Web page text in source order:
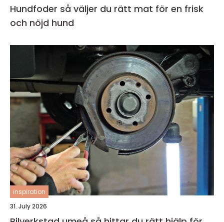
Hundfoder så väljer du rätt mat för en frisk
och nöjd hund
inspiration
31. July 2026